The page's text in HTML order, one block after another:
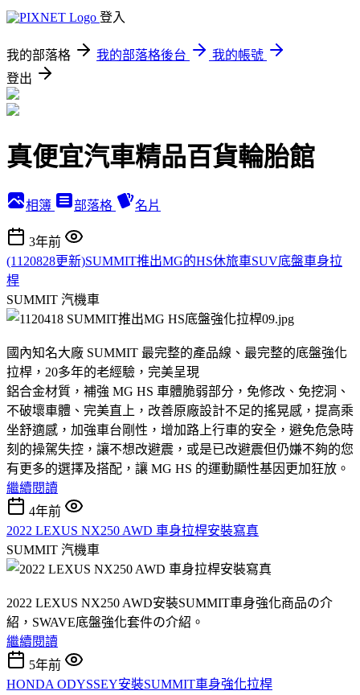
登入
我的部落格 我的部落格後台
我的帳號
登出
真便宜汽車精品百貨輪胎館
相簿 部落格 名片
3年前
(1120828更新)SUMMIT推出MG的HS休旅車SUV底盤車身拉
桿
SUMMIT 汽機車
國內知名大廠 SUMMIT 最完整的產品線、最完整的底盤強化
拉桿，20多年的老經驗，完美呈現
鋁合金材質，補強 MG HS 車體脆弱部分，免修改、免挖洞、
不破壞車體、完美直上，改善原廠設計不足的搖晃感，提高乘
坐舒適感，加強車台剛性，增加路上行車的安全，避免危急時
刻的操駕失控，讓不想改避震，或是已改避震但仍嫌不夠的您
有更多的選擇及搭配，讓 MG HS 的運動顯性基因更加狂放。
繼續閱讀
4年前
2022 LEXUS NX250 AWD 車身拉桿安裝寫真
SUMMIT 汽機車
2022 LEXUS NX250 AWD安裝SUMMIT車身強化商品の介
紹，SWAVE底盤強化套件の介紹。
繼續閱讀
5年前
HONDA ODYSSEY安裝SUMMIT車身強化拉桿